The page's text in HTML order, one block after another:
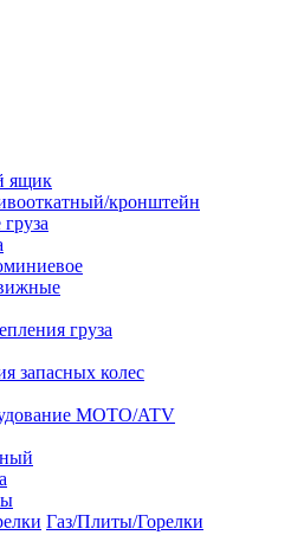
ящик
кронштейн
груза
запасных колес
MOTO/ATV
Газ/Плиты/Горелки